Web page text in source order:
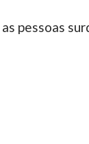
pessoas